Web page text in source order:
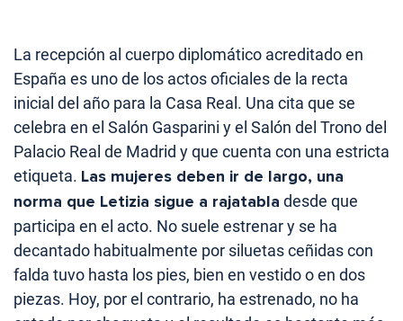
La recepción al cuerpo diplomático acreditado en
España es uno de los actos oficiales de la recta
inicial del año para la Casa Real. Una cita que se
celebra en el Salón Gasparini y el Salón del Trono del
Palacio Real de Madrid y que cuenta con una estricta
etiqueta. Las mujeres deben ir de largo, una
norma que Letizia sigue a rajatabla desde que
participa en el acto. No suele estrenar y se ha
decantado habitualmente por siluetas ceñidas con
falda tuvo hasta los pies, bien en vestido o en dos
piezas. Hoy, por el contrario, ha estrenado, no ha